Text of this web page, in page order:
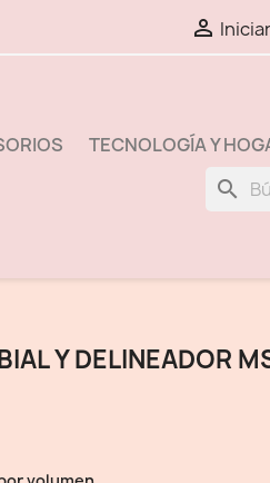

TECNOLOGÍA Y
search
Y DELINEADOR